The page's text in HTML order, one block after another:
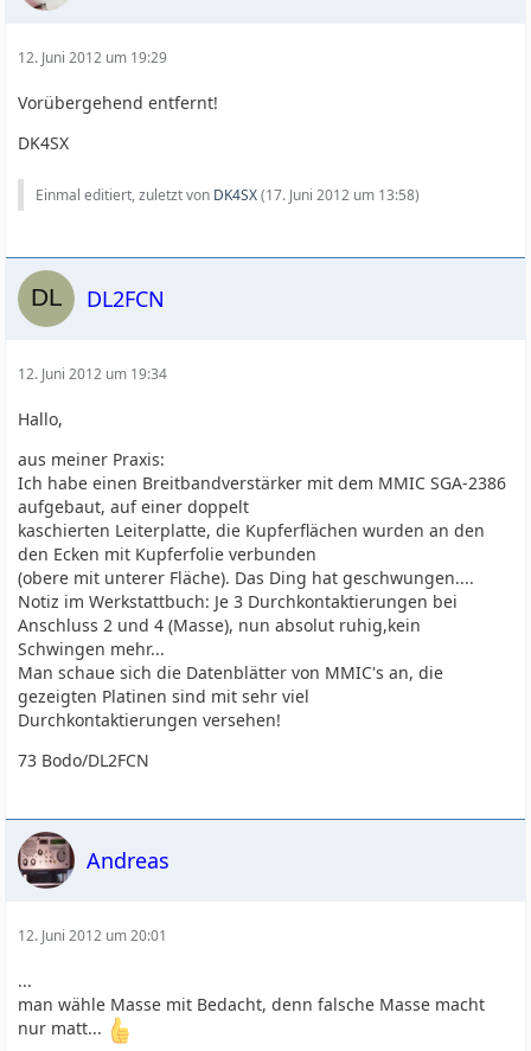
12. Juni 2012 um 19:29
Vorübergehend entfernt!
DK4SX
Einmal editiert, zuletzt von DK4SX(17. Juni 2012 um 13:58)
DL2FCN
12. Juni 2012 um 19:34
Hallo,
aus meiner Praxis:
Ich habe einen Breitbandverstärker mit dem MMIC SGA-2386
aufgebaut, auf einer doppelt
kaschierten Leiterplatte, die Kupferflächen wurden an den
den Ecken mit Kupferfolie verbunden
(obere mit unterer Fläche). Das Ding hat geschwungen....
Notiz im Werkstattbuch: Je 3 Durchkontaktierungen bei
Anschluss 2 und 4 (Masse), nun absolut ruhig,kein
Schwingen mehr...
Man schaue sich die Datenblätter von MMIC's an, die
gezeigten Platinen sind mit sehr viel
Durchkontaktierungen versehen!
73 Bodo/DL2FCN
Andreas
12. Juni 2012 um 20:01
...
man wähle Masse mit Bedacht, denn falsche Masse macht
nur matt...